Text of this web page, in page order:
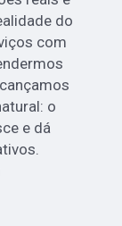
do
com
o
e dá